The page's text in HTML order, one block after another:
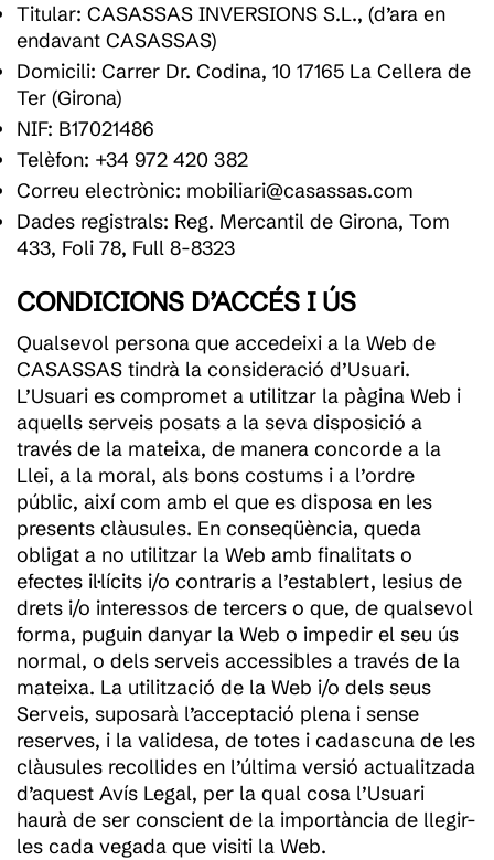
Titular: CASASSAS INVERSIONS S.L., (d’ara en
endavant CASASSAS)
Domicili: Carrer Dr. Codina, 10 17165 La Cellera de
Ter (Girona)
NIF: B17021486
Telèfon: +34 972 420 382
Correu electrònic: mobiliari@casassas.com
Dades registrals: Reg. Mercantil de Girona, Tom
433, Foli 78, Full 8-8323
CONDICIONS D’ACCÉS I ÚS
Qualsevol persona que accedeixi a la Web de
CASASSAS tindrà la consideració d’Usuari.
L’Usuari es compromet a utilitzar la pàgina Web i
aquells serveis posats a la seva disposició a
través de la mateixa, de manera concorde a la
Llei, a la moral, als bons costums i a l’ordre
públic, així com amb el que es disposa en les
presents clàusules. En conseqüència, queda
obligat a no utilitzar la Web amb finalitats o
efectes il·lícits i/o contraris a l’establert, lesius de
drets i/o interessos de tercers o que, de qualsevol
forma, puguin danyar la Web o impedir el seu ús
normal, o dels serveis accessibles a través de la
mateixa. La utilització de la Web i/o dels seus
Serveis, suposarà l’acceptació plena i sense
reserves, i la validesa, de totes i cadascuna de les
clàusules recollides en l’última versió actualitzada
d’aquest Avís Legal, per la qual cosa l’Usuari
haurà de ser conscient de la importància de llegir-
les cada vegada que visiti la Web.